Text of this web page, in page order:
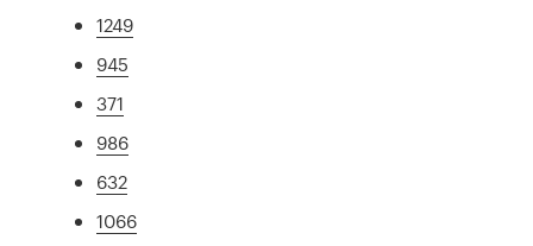
1249
945
371
986
632
1066